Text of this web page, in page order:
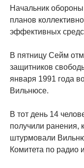
Начальник обороны
планов
эффективных
В пятницу Сейм
защитников
января 1991 года
Вильнюсе.
В тот день 14
получили ранения,
штурмовали
Комитета по радио